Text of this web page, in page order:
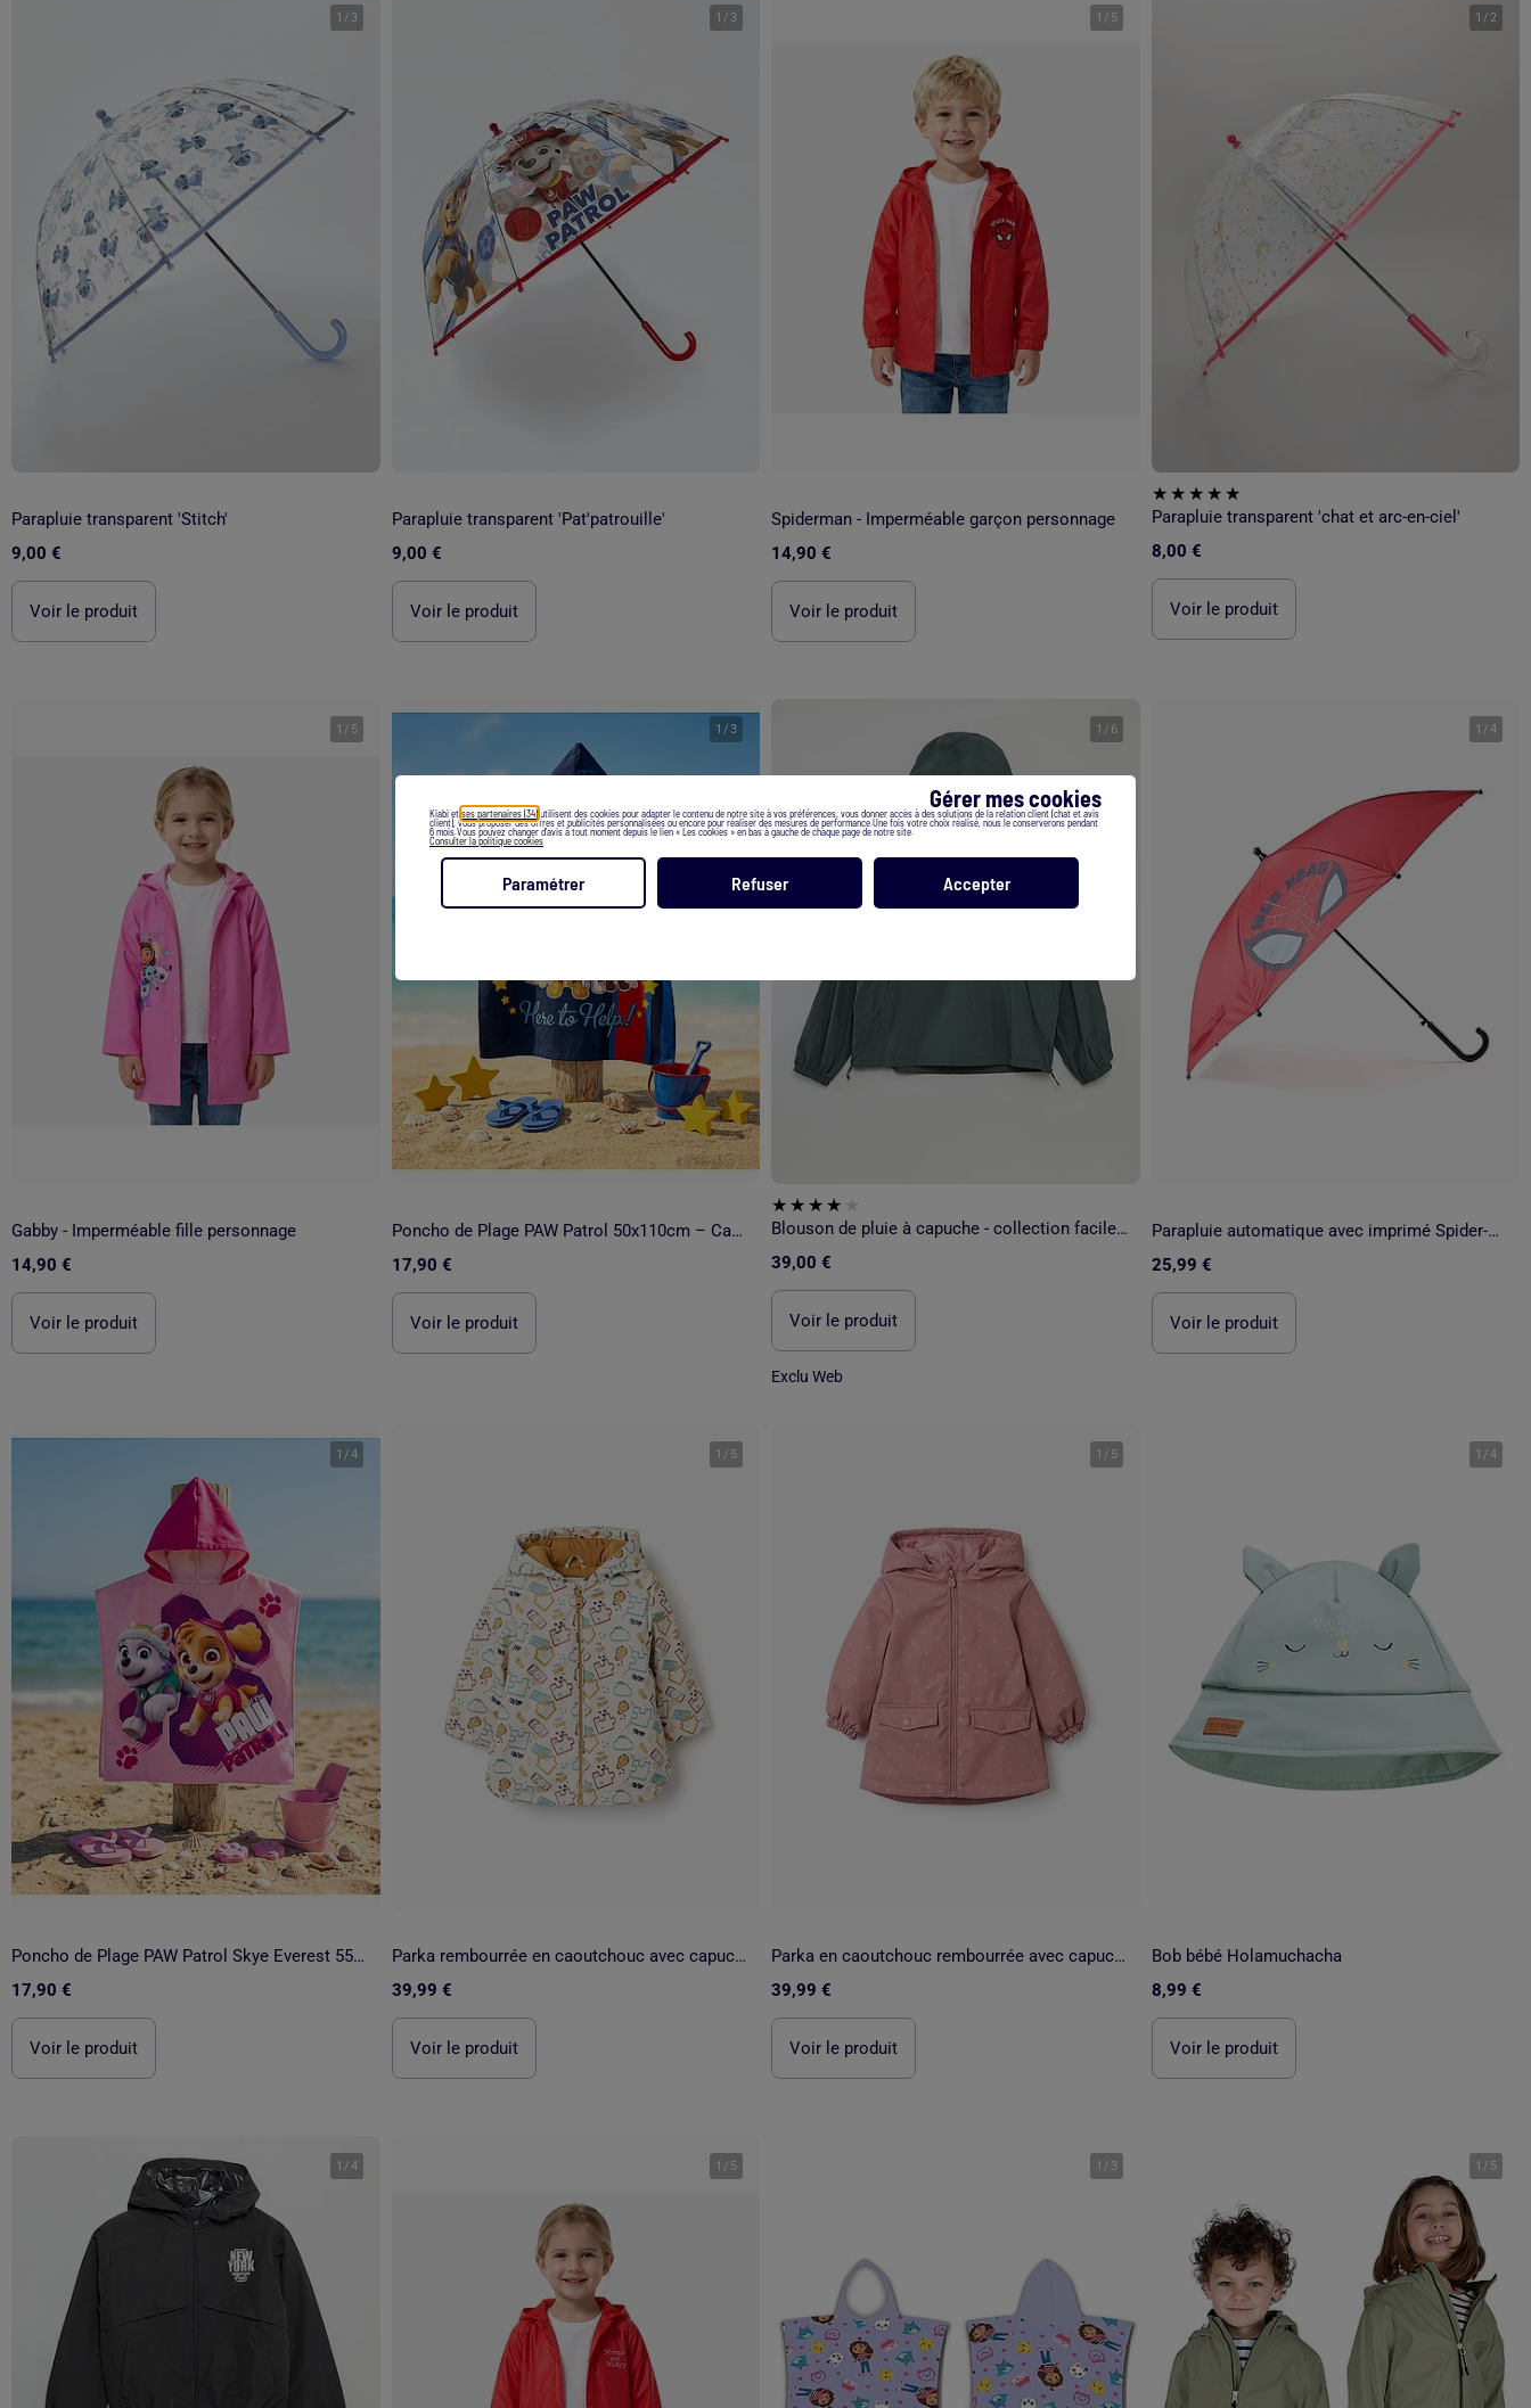
Gérer mes cookies
Kiabi et ses partenaires (34) utilisent des cookies pour adapter le contenu de notre site à vos préférences, vous donner accès à des solutions de la relation client (chat et avis
client), vous proposer des offres et publicités personnalisées ou encore pour réaliser des mesures de performance.Une fois votre choix réalisé, nous le conserverons pendant
6 mois.Vous pouvez changer d’avis à tout moment depuis le lien « Les cookies » en bas à gauche de chaque page de notre site.
Consulter la politique cookies
Paramétrer Refuser Accepter
1 / 3
Parapluie transparent 'Stitch'
9,00 €
Voir le produit
1 / 3
Parapluie transparent 'Pat'patrouille'
9,00 €
Voir le produit
1 / 5
Spiderman - Imperméable garçon personnage
14,90 €
Voir le produit
1 / 2
Parapluie transparent 'chat et arc-en-ciel'
8,00 €
Voir le produit
1 / 5
Gabby - Imperméable fille personnage
14,90 €
Voir le produit
1 /3
Poncho de Plage PAW Patrol 50x110cm – Capuche – 100% Polyester
17,90 €
Voir le produit
1 / 6
Blouson de pluie à capuche - collection facile à enfiler
39,00 €
Voir le produit
Exclu Web
1 /4
Parapluie automatique avec imprimé Spider-Man
25,99 €
Voir le produit
1 /4
Poncho de Plage PAW Patrol Skye Everest 55x110cm – Rose Fuchsia – Capuche Pointue – 100% Polyester –
17,90 €
Voir le produit
1 / 5
Parka rembourrée en caoutchouc avec capuche et imprimé
39,99 €
Voir le produit
1 / 5
Parka en caoutchouc rembourrée avec capuche et poches
39,99 €
Voir le produit
1 /4
Bob bébé Holamuchacha
8,99 €
Voir le produit
1 /4 1 / 5 1 / 3 1 / 5